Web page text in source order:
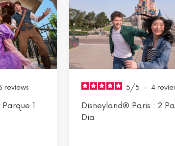
reviews
1
5/5 - 4
Disneyland® Paris : 2
Dia